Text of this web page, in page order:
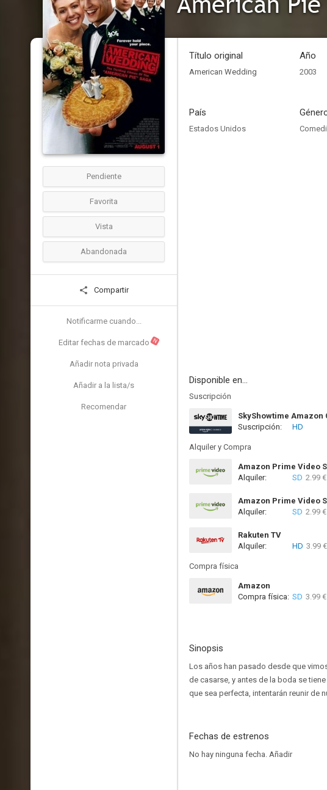
Pendiente
Favorita
Vista
Abandonada
Compartir
Notificarme cuando...
Editar fechas de marcado N
Añadir nota privada
Añadir a la lista/s
Recomendar
Título original
American Wedding
Año
2003
País
Estados Unidos
Disponible en...
Suscripción
SkyShowtime Amazon
Suscripción:
HD
Alquiler y Compra
Amazon Prime Video
Alquiler:
SD 2.99 €
Amazon Prime Video
Alquiler:
SD 2.99 €
Rakuten TV
Alquiler:
HD 3.99 €
Compra física
Amazon
Compra física: SD 3.99 €
Sinopsis
Los años han pasado desde que
de casarse, y antes de la boda se
que sea perfecta, intentarán reunir de
Fechas de estrenos
No hay ninguna fecha. Añadir